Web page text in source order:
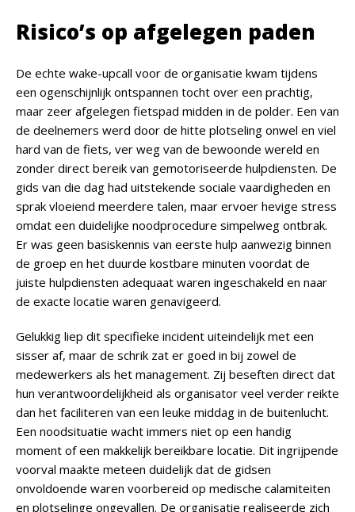
Risico’s op afgelegen paden
De echte wake-upcall voor de organisatie kwam tijdens
een ogenschijnlijk ontspannen tocht over een prachtig,
maar zeer afgelegen fietspad midden in de polder. Een van
de deelnemers werd door de hitte plotseling onwel en viel
hard van de fiets, ver weg van de bewoonde wereld en
zonder direct bereik van gemotoriseerde hulpdiensten. De
gids van die dag had uitstekende sociale vaardigheden en
sprak vloeiend meerdere talen, maar ervoer hevige stress
omdat een duidelijke noodprocedure simpelweg ontbrak.
Er was geen basiskennis van eerste hulp aanwezig binnen
de groep en het duurde kostbare minuten voordat de
juiste hulpdiensten adequaat waren ingeschakeld en naar
de exacte locatie waren genavigeerd.
Gelukkig liep dit specifieke incident uiteindelijk met een
sisser af, maar de schrik zat er goed in bij zowel de
medewerkers als het management. Zij beseften direct dat
hun verantwoordelijkheid als organisator veel verder reikte
dan het faciliteren van een leuke middag in de buitenlucht.
Een noodsituatie wacht immers niet op een handig
moment of een makkelijk bereikbare locatie. Dit ingrijpende
voorval maakte meteen duidelijk dat de gidsen
onvoldoende waren voorbereid op medische calamiteiten
en plotselinge ongevallen. De organisatie realiseerde zich